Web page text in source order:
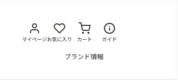
マイページお気に入り カート ガイド
ブランド情報